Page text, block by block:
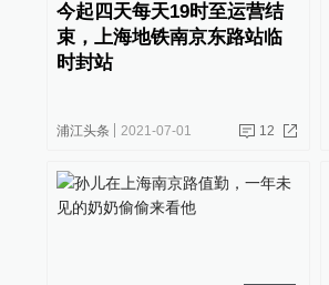
今起四天每天19时至运营结
束，上海地铁南京东路站临
时封站
浦江头条 2021-07-01 12